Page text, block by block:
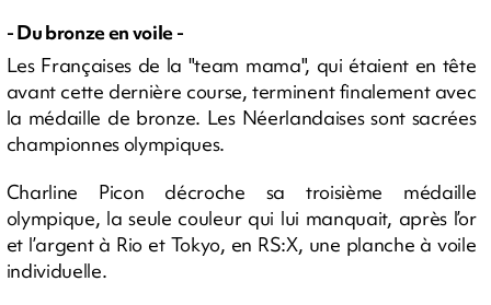
- Du bronze en voile -
Les Françaises de la "team mama", qui étaient en tête
avant cette dernière course, terminent finalement avec
la médaille de bronze. Les Néerlandaises sont sacrées
championnes olympiques.
Charline Picon décroche sa troisième médaille
olympique, la seule couleur qui lui manquait, après l’or
et l’argent à Rio et Tokyo, en RS:X, une planche à voile
individuelle.